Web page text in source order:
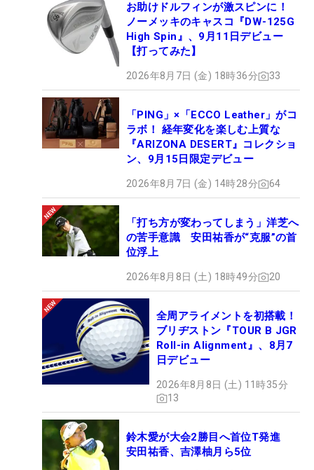
お助けドルフィンが激スピンに！
ノーメッキのキャスコ『DW-125G
High Spin』、9月11日デビュー
【打ってみた】
2026年8月7日 (金) 18時36分 33
「PING」×「ECCO Leather」がコ
ラボ！ 経年変化を楽しむ上質な
『ARIZONA DESERT』コレクショ
ン、9月15日限定デビュー
2026年8月7日 (金) 14時28分 64
「打ち方が変わってしまう」洋芝へ
の苦手意識 安田祐香が“克服”の首
位浮上
2026年8月8日 (土) 18時49分 20
全周アライメントを初搭載！
ブリヂストン『TOUR B JGR
Roll-in Alignment』、8月7
日デビュー
2026年8月8日 (土) 11時35分
13
鈴木愛が大会2勝目へ首位T発進
安田祐香、吉澤柚月ら5位